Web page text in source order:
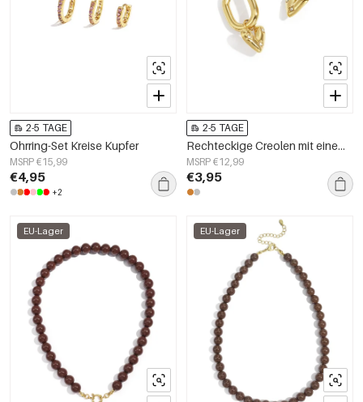
2-5 TAGE
Ohrring-Set Kreise Kupfer
MSRP €15,99
€4,95
+2
2-5 TAGE
Rechteckige Creolen mit einem hängenden Herz aus Steinen
MSRP €12,99
€3,95
EU-Lager EU-Lager